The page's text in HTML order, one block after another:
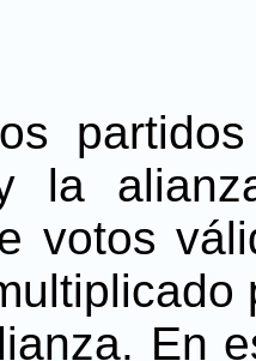
la
votos
En